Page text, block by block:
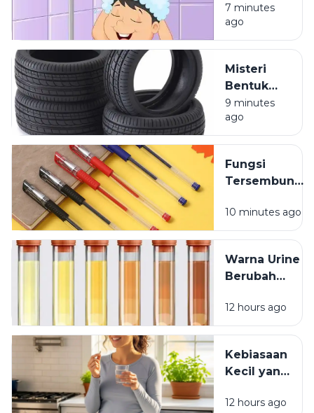
Terasa
Ringan
Setelah
7 minutes
ago
Misteri
Bentuk
Ban
Kendaraan
yang
Dipikirkan
9 minutes
ago
Fungsi
Tersembunyi
pada Tutup
Pulpen
10 minutes ago
Warna Urine
Berubah
Minum
Vitamin? Ini
Penjelasannya
12 hours ago
Kebiasaan
Kecil yang
Vitamin
12 hours ago